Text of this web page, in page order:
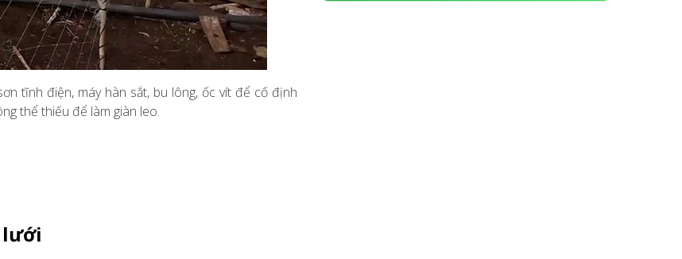
tĩnh điện, máy hàn sắt, bu lông, ốc vít để cố định
thể thiếu để làm giàn leo.
lưới